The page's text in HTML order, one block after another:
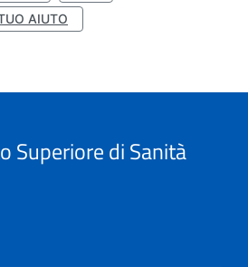
AIUTO
Superiore di Sanità